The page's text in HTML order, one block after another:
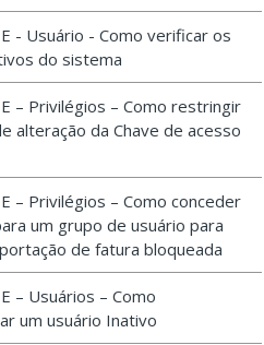
- Usuário - Como verificar os
do sistema
– Privilégios – Como restringir
alteração da Chave de acesso
– Privilégios – Como conceder
um grupo de usuário para
de fatura bloqueada
– Usuários – Como
um usuário Inativo